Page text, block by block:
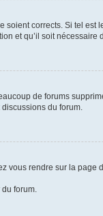
corrects. Si tel
et qu’il soit nécessaire
de forums
du forum.
rendre sur la page
forum.